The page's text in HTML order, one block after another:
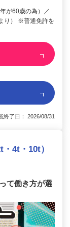
が60歳の為）／
り） ※普通免許を
了日： 2026/08/31
4t・10t）
て働き方が選